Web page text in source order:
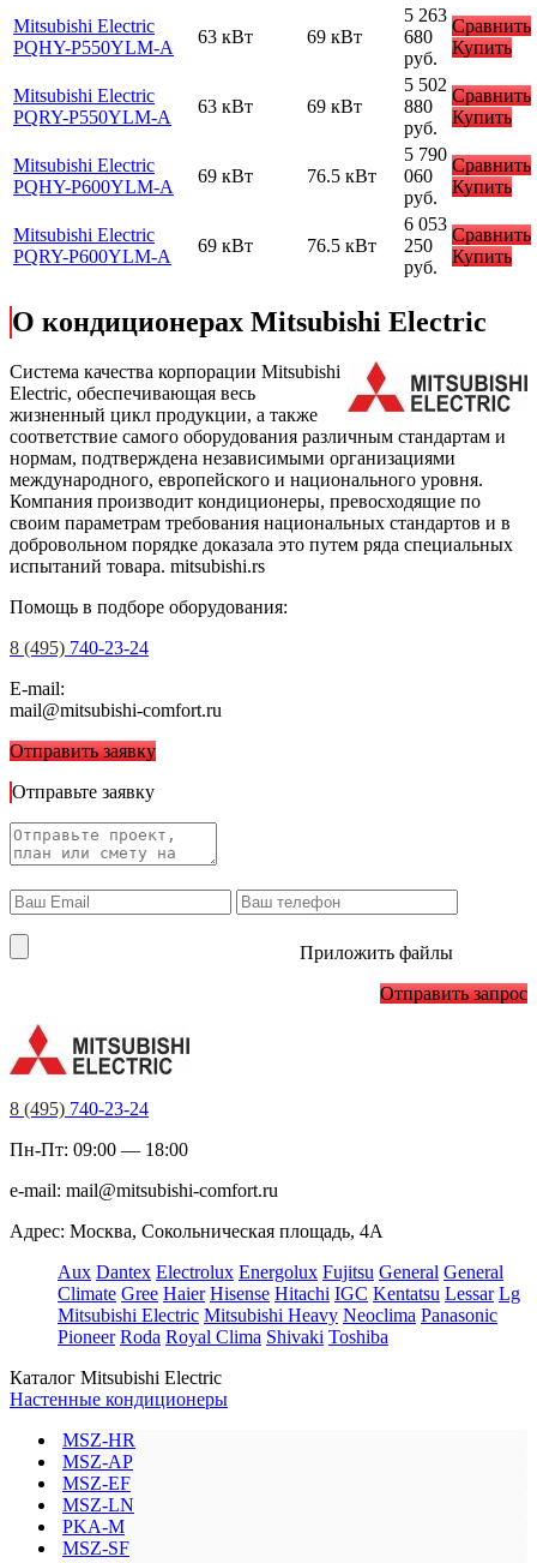
Mitsubishi Electric
PQHY-P550YLM-A
63 кВт 69 кВт
5 263
680
руб.
Сравнить
Купить
Mitsubishi Electric
PQRY-P550YLM-A
63 кВт 69 кВт
5 502
880
руб.
Сравнить
Купить
Mitsubishi Electric
PQHY-P600YLM-A
69 кВт 76.5 кВт
5 790
060
руб.
Сравнить
Купить
Mitsubishi Electric
PQRY-P600YLM-A
69 кВт 76.5 кВт
6 053
250
руб.
Сравнить
Купить
О кондиционерах Mitsubishi Electric
Cистема качества корпорации Mitsubishi
Electric, обеспечивающая весь
жизненный цикл продукции, а также
соответствие самого оборудования различным стандартам и
нормам, подтверждена независимыми организациями
международного, европейского и национального уровня.
Компания производит кондиционеры, превосходящие по
своим параметрам требования национальных стандартов и в
добровольном порядке доказала это путем ряда специальных
испытаний товара. mitsubishi.rs
Помощь в подборе оборудования:
8 (495) 740-23-24
E-mail:
mail@mitsubishi-comfort.ru
Отправить заявку
Отправьте заявку
Приложить файлы
Отправить запрос
8 (495) 740-23-24
Пн-Пт: 09:00 — 18:00
e-mail: mail@mitsubishi-comfort.ru
Адрес: Москва, Сокольническая площадь, 4А
Aux Dantex Electrolux Energolux Fujitsu General General
Climate Gree Haier Hisense Hitachi IGC Kentatsu Lessar Lg
Mitsubishi Electric Mitsubishi Heavy Neoclima Panasonic
Pioneer Roda Royal Clima Shivaki Toshiba
Каталог Mitsubishi Electric
Настенные кондиционеры
MSZ-HR
MSZ-AP
MSZ-EF
MSZ-LN
PKA-M
MSZ-SF